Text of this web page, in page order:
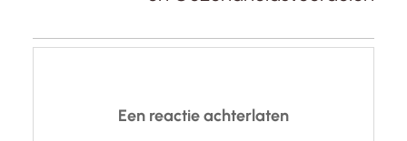
Een reactie achterlaten